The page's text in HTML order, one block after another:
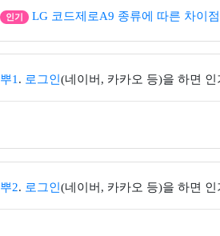
인기 LG 코드제로A9 종류에 따른 차이점
뿌1 . 로그인 (네이버, 카카오 등)을 하면
뿌2. 로그인 (네이버, 카카오 등)을 하면